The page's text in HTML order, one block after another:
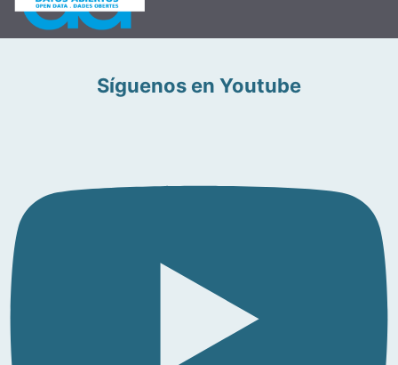
Síguenos en Youtube